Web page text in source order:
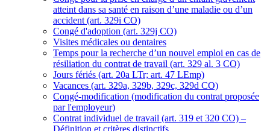
atteint dans sa santé en raison d’une maladie ou d’un
accident (art. 329i CO)
Congé d'adoption (art. 329j CO)
Visites médicales ou dentaires
Temps pour la recherche d’un nouvel emploi en cas de
résiliation du contrat de travail (art. 329 al. 3 CO)
Jours fériés (art. 20a LTr; art. 47 LEmp)
Vacances (art. 329a, 329b, 329c, 329d CO)
Congé-modification (modification du contrat proposée
par l'employeur)
Contrat individuel de travail (art. 319 et 320 CO) –
Définition et critères distinctifs